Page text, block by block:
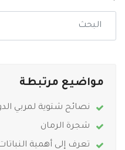
مواضيع مرتبطة
نصائح شتوية لمربي
شجرة الرمان
تعرف إلى أهمية